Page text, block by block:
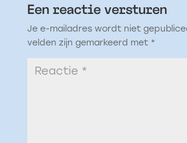
Een reactie versturen
Je e-mailadres wordt niet
velden zijn gemarkeerd met *